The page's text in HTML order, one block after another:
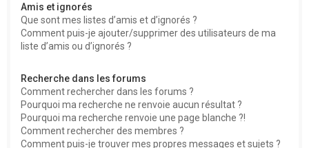
Amis et ignorés
Que sont mes listes d’amis et d’ignorés ?
Comment puis-je ajouter/supprimer des utilisateurs de ma
liste d’amis ou d’ignorés ?
Recherche dans les forums
Comment rechercher dans les forums ?
Pourquoi ma recherche ne renvoie aucun résultat ?
Pourquoi ma recherche renvoie une page blanche ?!
Comment rechercher des membres ?
Comment puis-je trouver mes propres messages et sujets ?